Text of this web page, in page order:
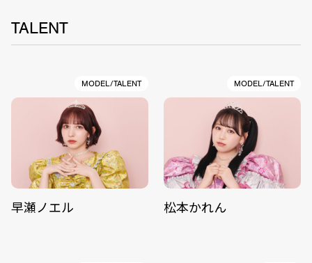
TALENT
MODEL/TALENT
早瀬ノエル
MODEL/TALENT
松本かれん